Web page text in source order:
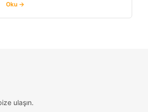
Oku →
Google Yorum Şikayet Etme
ulaşın.